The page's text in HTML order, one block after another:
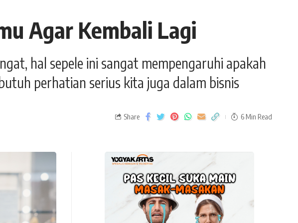
Agar Kembali Lagi
hal sepele ini sangat mempengaruhi apakah
perhatian serius kita juga dalam bisnis
Share 6 Min Read